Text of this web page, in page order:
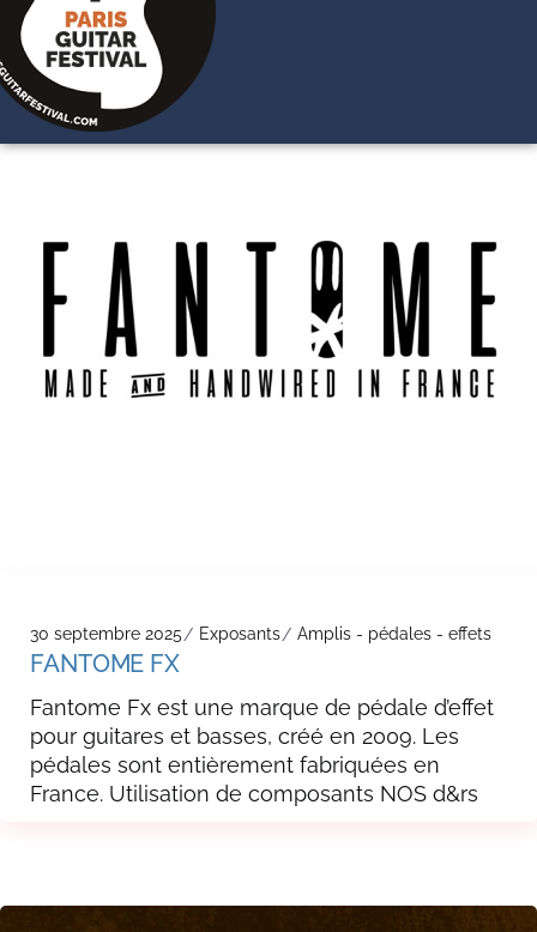
30 septembre 2025 Exposants Amplis - pédales - effets
FANTOME FX
Fantome Fx est une marque de pédale d’effet
pour guitares et basses, créé en 2009. Les
pédales sont entièrement fabriquées en
France. Utilisation de composants NOS d&rs